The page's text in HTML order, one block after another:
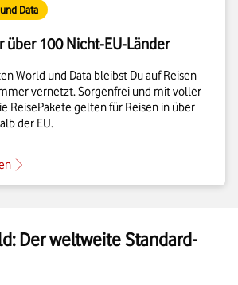
Data
über 100 Nicht-EU-Länder
World und Data bleibst Du auf Reisen
vernetzt. Sorgenfrei und mit voller
ReisePakete gelten für Reisen in über
der EU.
Der weltweite Standard-